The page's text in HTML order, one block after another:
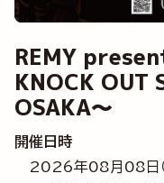
REMY
KNOCK OUT
OSAKA～
開催日時
2026年08月08日（